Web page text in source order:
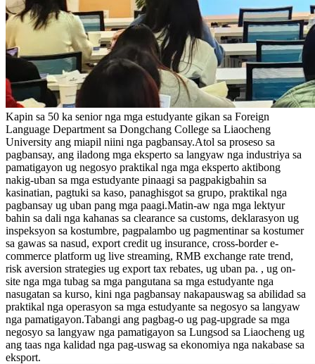
Kapin sa 50 ka senior nga mga estudyante gikan sa Foreign
Language Department sa Dongchang College sa Liaocheng
University ang miapil niini nga pagbansay.Atol sa proseso sa
pagbansay, ang iladong mga eksperto sa langyaw nga industriya sa
pamatigayon ug negosyo praktikal nga mga eksperto aktibong
nakig-uban sa mga estudyante pinaagi sa pagpakigbahin sa
kasinatian, pagtuki sa kaso, panaghisgot sa grupo, praktikal nga
pagbansay ug uban pang mga paagi.Matin-aw nga mga lektyur
bahin sa dali nga kahanas sa clearance sa customs, deklarasyon ug
inspeksyon sa kostumbre, pagpalambo ug pagmentinar sa kostumer
sa gawas sa nasud, export credit ug insurance, cross-border e-
commerce platform ug live streaming, RMB exchange rate trend,
risk aversion strategies ug export tax rebates, ug uban pa. , ug on-
site nga mga tubag sa mga pangutana sa mga estudyante nga
nasugatan sa kurso, kini nga pagbansay nakapauswag sa abilidad sa
praktikal nga operasyon sa mga estudyante sa negosyo sa langyaw
nga pamatigayon.Tabangi ang pagbag-o ug pag-upgrade sa mga
negosyo sa langyaw nga pamatigayon sa Lungsod sa Liaocheng ug
ang taas nga kalidad nga pag-uswag sa ekonomiya nga nakabase sa
eksport.